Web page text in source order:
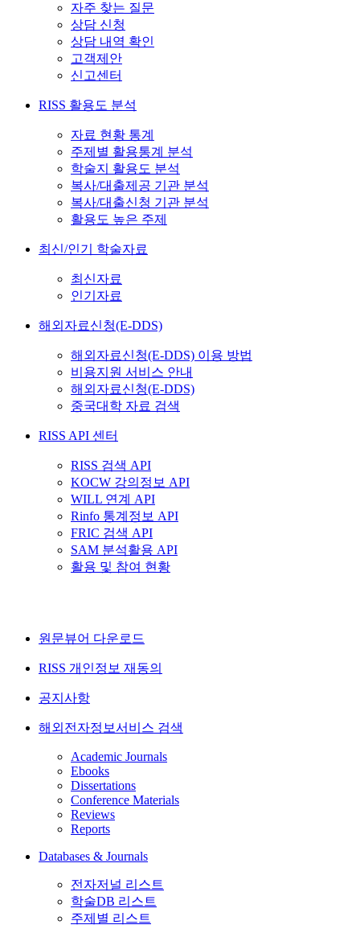
자주 찾는 질문
상담 신청
상담 내역 확인
고객제안
신고센터
RISS 활용도 분석
자료 현황 통계
주제별 활용통계 분석
학술지 활용도 분석
복사/대출제공 기관 분석
복사/대출신청 기관 분석
활용도 높은 주제
최신/인기 학술자료
최신자료
인기자료
해외자료신청(E-DDS)
해외자료신청(E-DDS) 이용 방법
비용지원 서비스 안내
해외자료신청(E-DDS)
중국대학 자료 검색
RISS API 센터
RISS 검색 API
KOCW 강의정보 API
WILL 연계 API
Rinfo 통계정보 API
FRIC 검색 API
SAM 분석활용 API
활용 및 참여 현황
원문뷰어 다운로드
RISS 개인정보 재동의
공지사항
해외전자정보서비스 검색
Academic Journals
Ebooks
Dissertations
Conference Materials
Reviews
Reports
Databases & Journals
전자저널 리스트
학술DB 리스트
주제별 리스트